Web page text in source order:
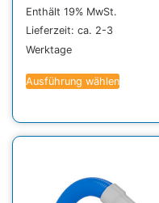
Enthält 19% MwSt.
Lieferzeit: ca. 2-3
Werktage
Ausführung wählen